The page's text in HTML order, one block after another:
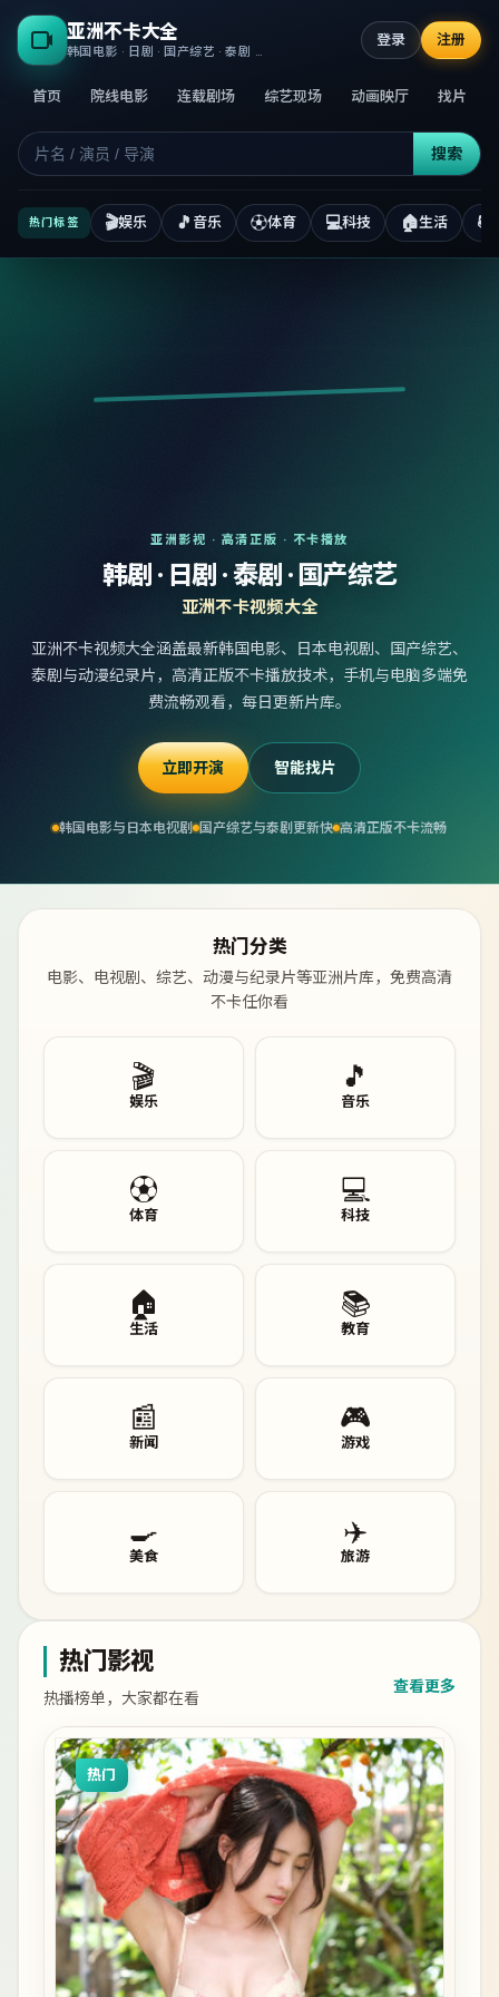
亚洲不卡大全
首页 院线电影 连载剧场 综艺现场 动画映厅 找片
搜索
登录 注册
热门标签 🎬娱乐 🎵 音乐 ⚽体育 💻科技 🏠生活 📚
亚洲影视 · 高清正版 · 不卡播放
韩剧 · 日剧 · 泰剧 · 国产综艺
亚洲不卡视频大全
亚洲不卡视频大全涵盖最新韩国电影、日本电视剧、国产综艺、
泰剧与动漫纪录片，高清正版不卡播放技术，手机与电脑多端免
费流畅观看，每日更新片库。
立即开演 智能找片
韩国电影与日本电视剧 国产综艺与泰剧更新快 高清正版不卡流畅
热门分类
电影、电视剧、综艺、动漫与纪录片等亚洲片库，免费高清
不卡任你看
🎬
娱乐
🎵
音乐
⚽
体育
💻
科技
🏠
生活
📚
教育
📰
新闻
🎮
游戏
🍳
美食
✈️
旅游
热门影视
热播榜单，大家都在看
查看更多
热门